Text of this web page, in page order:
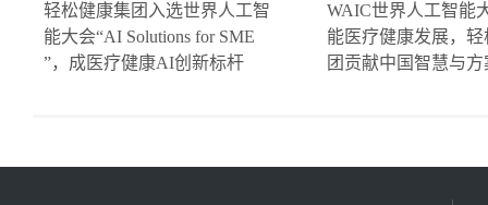
轻松健康集团入选世界人工智
能大会“AI Solutions for SME
”，成医疗健康AI创新标杆
WAIC世界人工智能
能医疗健康发展，
团贡献中国智慧与方